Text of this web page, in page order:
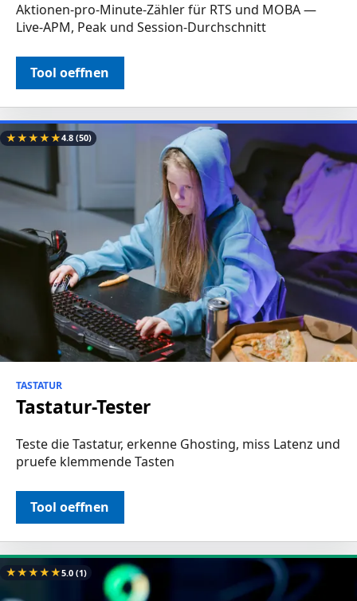
Aktionen-pro-Minute-Zähler für RTS und MOBA —
Live-APM, Peak und Session-Durchschnitt
Tool oeffnen
★★★★★4.8(50)
TASTATUR
Tastatur-Tester
Teste die Tastatur, erkenne Ghosting, miss Latenz und
pruefe klemmende Tasten
Tool oeffnen
★★★★★5.0(1)